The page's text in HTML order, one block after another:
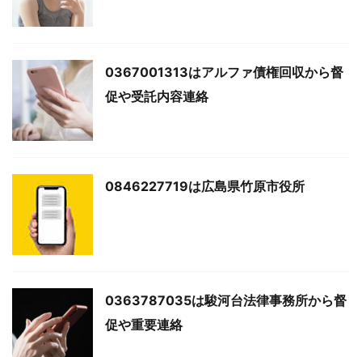
0367001313はアルファ債権回収から督
促や受託内容連絡
0846227719は広島県竹原市役所
0363787035は駿河台法律事務所から督
促や重要連絡